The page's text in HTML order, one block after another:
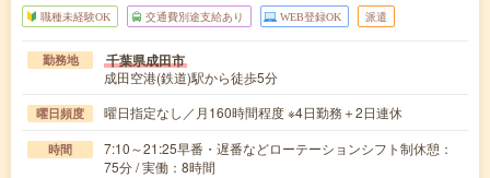
職種未経験OK 交通費別途支給あり WEB登録OK 派遣
勤務地 千葉県成田市
成田空港(鉄道)駅から徒歩5分
曜日頻度 曜日指定なし／月160時間程度 ※4日勤務＋2日連休
時間
7:10～21:25早番・遅番などローテーションシフト制休憩：
75分 / 実働：8時間